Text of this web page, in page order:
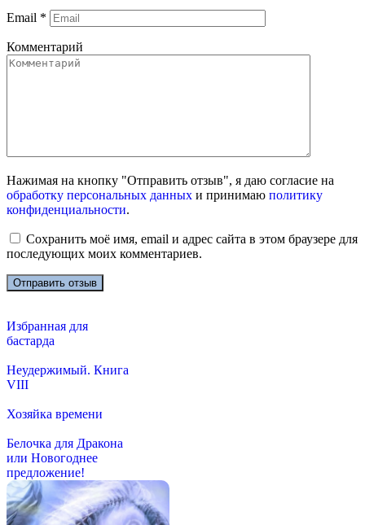
Email *
Комментарий
Нажимая на кнопку "Отправить отзыв", я даю согласие на
обработку персональных данных и принимаю политику
конфиденциальности.
Сохранить моё имя, email и адрес сайта в этом браузере для
последующих моих комментариев.
Избранная для
бастарда
Неудержимый. Книга
VIII
Хозяйка времени
Белочка для Дракона
или Новогоднее
предложение!